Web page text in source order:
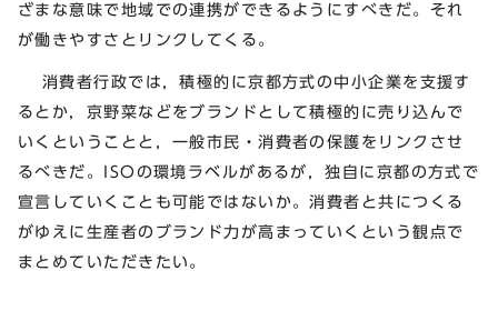
ざまな意味で地域での連携ができるようにすべきだ。それ
が働きやすさとリンクしてくる。
消費者行政では，積極的に京都方式の中小企業を支援す
るとか，京野菜などをブランドとして積極的に売り込んで
いくということと，一般市民・消費者の保護をリンクさせ
るべきだ。ISOの環境ラベルがあるが，独自に京都の方式で
宣言していくことも可能ではないか。消費者と共につくる
がゆえに生産者のブランド力が高まっていくという観点で
まとめていただきたい。